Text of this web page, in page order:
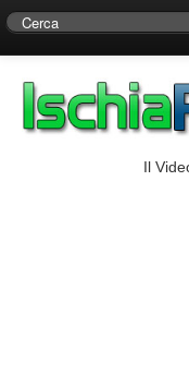
Centro di Ricerche
Il